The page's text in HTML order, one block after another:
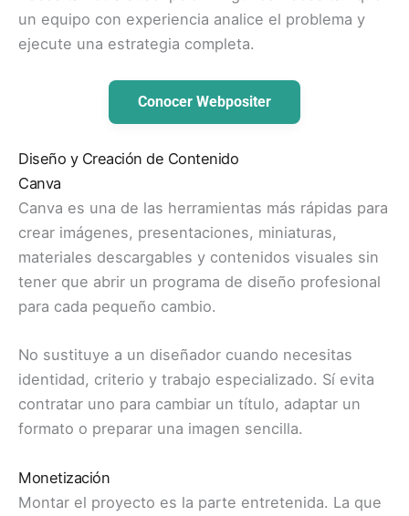
un equipo con experiencia analice el problema y
ejecute una estrategia completa.
Conocer Webpositer
Diseño y Creación de Contenido
Canva
Canva es una de las herramientas más rápidas para
crear imágenes, presentaciones, miniaturas,
materiales descargables y contenidos visuales sin
tener que abrir un programa de diseño profesional
para cada pequeño cambio.
No sustituye a un diseñador cuando necesitas
identidad, criterio y trabajo especializado. Sí evita
contratar uno para cambiar un título, adaptar un
formato o preparar una imagen sencilla.
Monetización
Montar el proyecto es la parte entretenida. La que